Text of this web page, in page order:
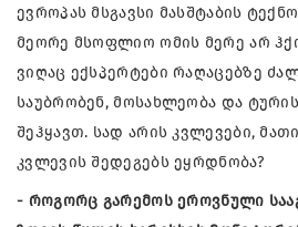
ევროპას მსგავსი მასშტაბის
მეორე მსოფლიო ომის მერე არ
ვიღაც ექსპერტები რაღაცებზე
საუბრობენ, მოსახლეობა და
შეჰყავთ. სად არის კვლევები,
კვლევის შედეგებს ეყრდნობა?
- როგორც გარემოს ეროვნული